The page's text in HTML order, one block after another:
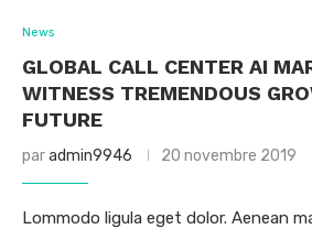
News
GLOBAL CALL CENTER AI
WITNESS TREMENDOUS
FUTURE
paradmin9946 20 novembre 2019
Lommodo ligula eget dolor. Aenean